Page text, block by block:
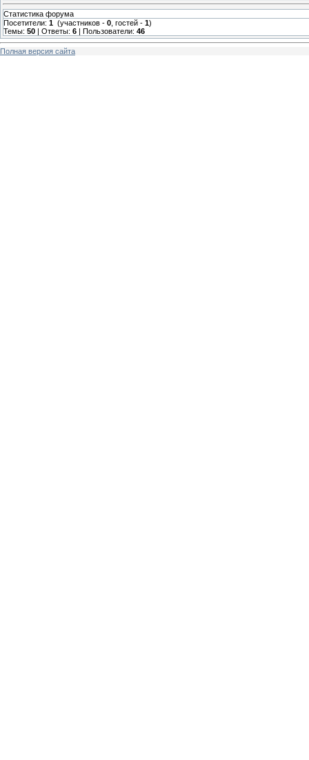
Статистика форума
Посетители: 1 (участников - 0 , гостей - 1)
Темы: 50 | Ответы: 6 | Пользователи: 46
Полная версия сайта